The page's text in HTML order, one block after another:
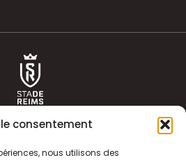
consentement
nous utilisons des